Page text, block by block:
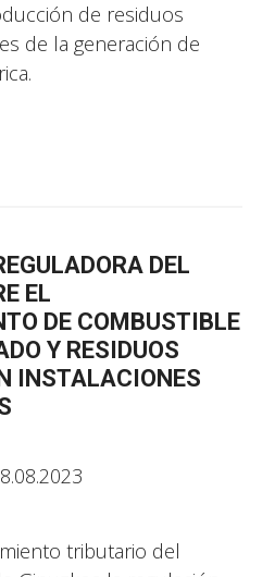
de residuos
de la generación de
DEL
EL
DE COMBUSTIBLE
Y RESIDUOS
INSTALACIONES
tributario del